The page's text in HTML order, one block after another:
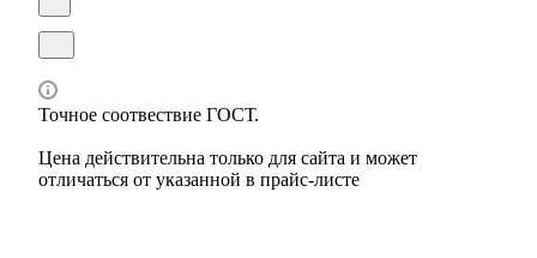
Точное соотвествие ГОСТ.
Цена действительна только для сайта и может
отличаться от указанной в прайс-листе